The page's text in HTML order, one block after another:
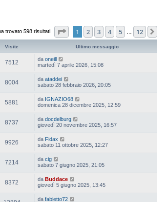
trovato 598 risultati Pagina1 di
1 2 3 4 5 12
Visite Ultimo messaggio
7512 da oneill
martedì 7 aprile 2026, 15:08
8004 da ataddei
sabato 28 febbraio 2026, 20:05
5881 da IGNAZIO68
domenica 28 dicembre 2025, 12:59
8737 da docdelburg
giovedì 20 novembre 2025, 16:57
9926 da Fidax
sabato 11 ottobre 2025, 12:27
7214 da cig
sabato 7 giugno 2025, 21:05
8372 da Buddace
giovedì 5 giugno 2025, 13:45
da fabietto72